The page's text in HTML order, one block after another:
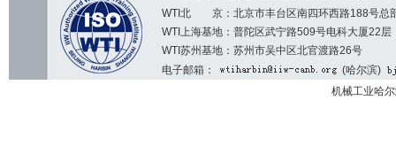
WTI北 京：北京市丰台区南四环西路188号总
WTI上海基地：普陀区武宁路509号电科大厦22层
WTI苏州基地：苏州市吴中区北官渡路26号
电子邮箱：
(哈尔滨)
机械工业哈